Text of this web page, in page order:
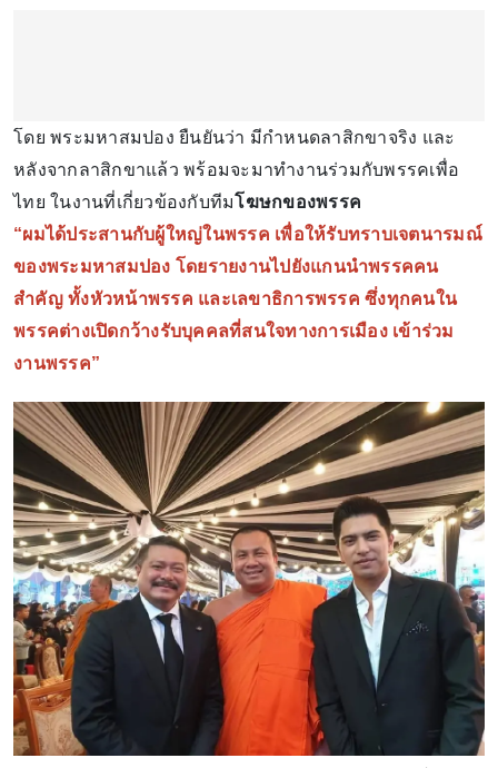
โดย พระมหาสมปอง ยืนยันว่า มีกำหนดลาสิกขาจริง และ
หลังจากลาสิกขาแล้ว พร้อมจะมาทำงานร่วมกับพรรคเพื่อ
ไทย ในงานที่เกี่ยวข้องกับทีมโฆษกของพรรค
“ผมได้ประสานกับผู้ใหญ่ในพรรค เพื่อให้รับทราบเจตนารมณ์
ของพระมหาสมปอง โดยรายงานไปยังแกนนำพรรคคน
สำคัญ ทั้งหัวหน้าพรรค และเลขาธิการพรรค ซึ่งทุกคนใน
พรรคต่างเปิดกว้างรับบุคคลที่สนใจทางการเมือง เข้าร่วม
งานพรรค”